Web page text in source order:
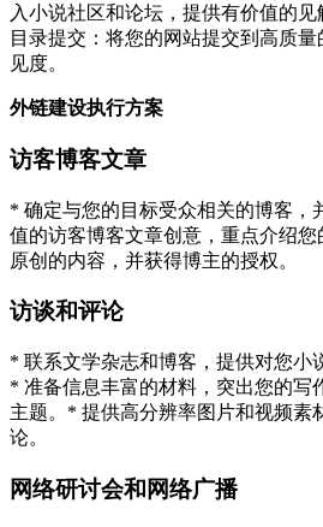
入小说社区和论坛，提供有价值的
目录提交：将您的网站提交到高质
见度。
外链建设执行方案
访客博客文章
* 确定与您的目标受众相关的博客，
值的访客博客文章创意，重点介绍您
原创的内容，并获得博主的授权。
访谈和评论
* 联系文学杂志和博客，提供对您小
* 准备信息丰富的材料，突出您的写
主题。* 提供高分辨率图片和视频素
论。
网络研讨会和网络广播